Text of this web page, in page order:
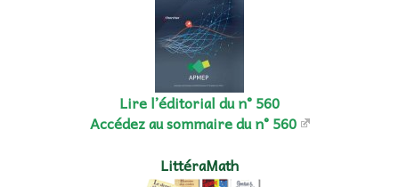
Lire l’éditorial du n° 560
Accédez au sommaire du n° 560
LittéraMath